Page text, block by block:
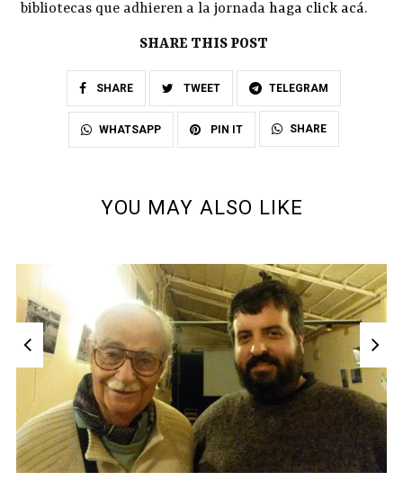
bibliotecas que adhieren a la jornadahaga click acá.
SHARE THIS POST
SHARE TWEET TELEGRAM
WHATSAPP PIN IT SHARE
YOU MAY ALSO LIKE